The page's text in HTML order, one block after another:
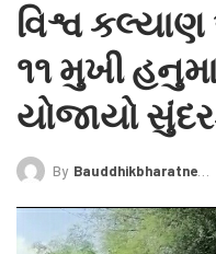
વિશ્વ
૧૧ મુખી
યોજાયો
By Bauddhikbharatnews@gmail.com